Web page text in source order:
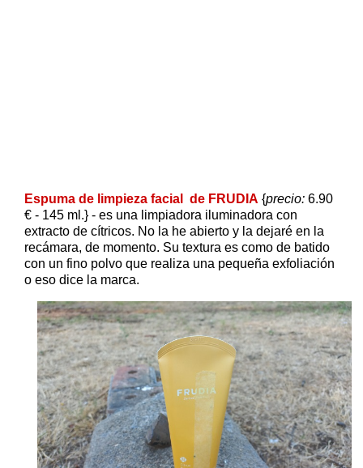
Espuma de limpieza facial de FRUDIA {precio: 6.90
€ - 145 ml.} - es una limpiadora iluminadora con
extracto de cítricos. No la he abierto y la dejaré en la
recámara, de momento. Su textura es como de batido
con un fino polvo que realiza una pequeña exfoliación
o eso dice la marca.